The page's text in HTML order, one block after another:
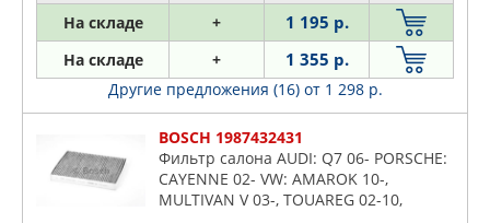
На складе + 1 195 р.
На складе + 1 355 р.
Другие предложения (16) от 1 298 р.
BOSCH 1987432431
Фильтр салона AUDI: Q7 06- PORSCHE:
CAYENNE 02- VW: AMAROK 10-,
MULTIVAN V 03-, TOUAREG 02-10,